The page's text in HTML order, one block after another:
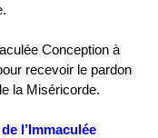
Conception à
recevoir le pardon
la Miséricorde.
l’Immaculée